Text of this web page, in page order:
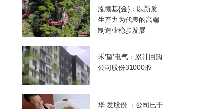
泓德基{金}：以新质
生产力为代表的高端
制造业稳步发展
禾‘望’电气：累计回购
公司股份31000股
华:发股份.：公司已于